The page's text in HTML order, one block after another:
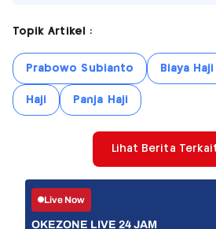
Topik Artikel :
Prabowo Subianto Biaya Haji
Haji Panja Haji
Lihat Berita
Live Now
OKEZONE LIVE 24 JAM